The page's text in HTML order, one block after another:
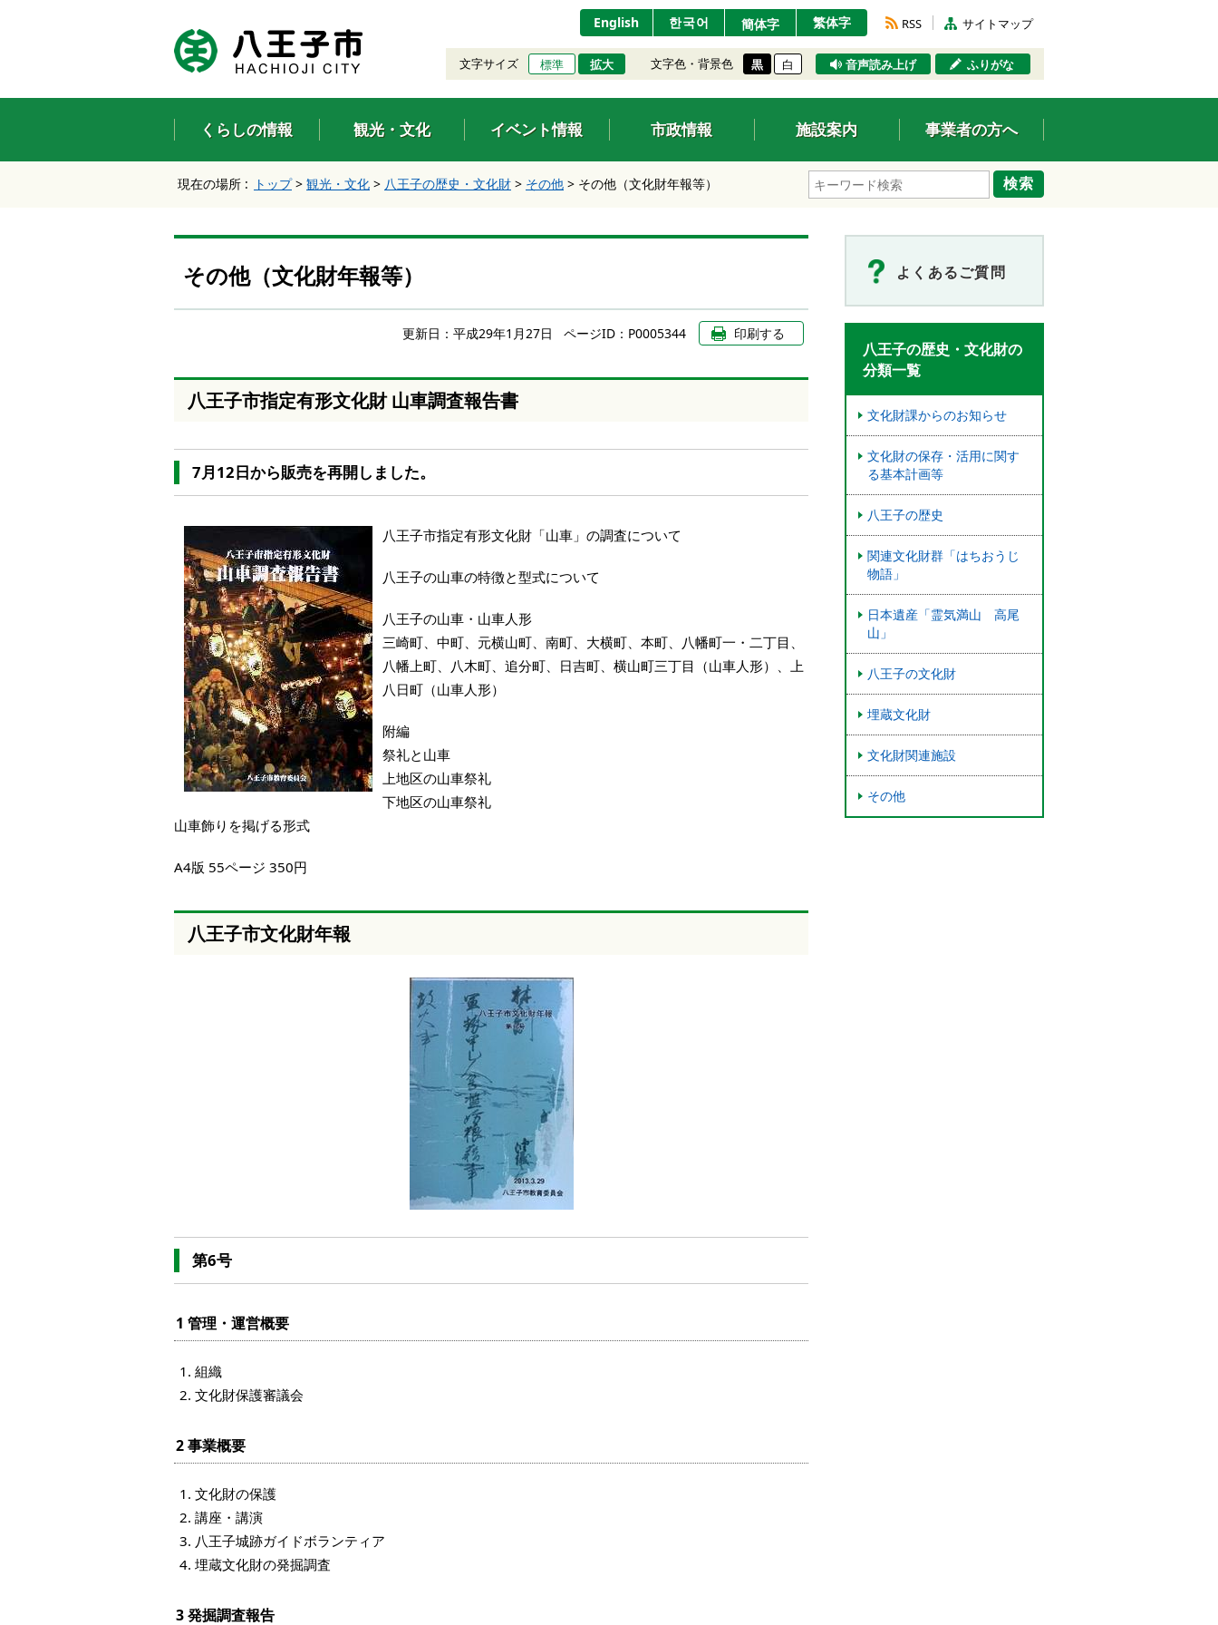
ン
タ
ー
キ
ナ
ビ
シ
ン
ス
し
へ
動
ま
す
English 한국어 簡体字 繁体字 RSS サイトマップ
文字サイズ 標準 拡大 文字色・背景色 黒 白 音声読み上げ ふりがな
くらしの情報 観光・文化 イベント情報 市政情報 施設案内 事業者の方へ
検索
現在の場所 : トップ> 観光・文化 > 八王子の歴史・文化財 > その他 > その他（文化財年報等）
その他（文化財年報等）
更新日： 平成29年1月27日 ページID：P0005344 印刷する
八王子市指定有形文化財 山車調査報告書
7月12日から販売を再開しました。
八王子市指定有形文化財「山車」の調査について
八王子の山車の特徴と型式について
八王子の山車・山車人形
三崎町、中町、元横山町、南町、大横町、本町、八幡町一・二丁目、
八幡上町、八木町、追分町、日吉町、横山町三丁目（山車人形）、上
八日町（山車人形）
附編
祭礼と山車
上地区の山車祭礼
下地区の山車祭礼
山車飾りを掲げる形式
A4版 55ページ 350円
八王子市文化財年報
第6号
1 管理・運営概要
組織
文化財保護審議会
2 事業概要
文化財の保護
講座・講演
八王子城跡ガイドボランティア
埋蔵文化財の発掘調査
3 発掘調査報告
よくあるご質問
八王子の歴史・文化財の
分類一覧
文化財課からのお知らせ
文化財の保存・活用に関す
る基本計画等
八王子の歴史
関連文化財群「はちおうじ
物語」
日本遺産「霊気満山 高尾
山」
八王子の文化財
埋蔵文化財
文化財関連施設
その他